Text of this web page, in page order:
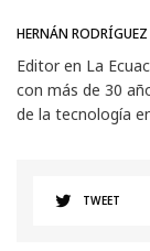
HERNÁN RODRÍGUEZ
Editor en La
con más de 30
de la tecnología
TWEET